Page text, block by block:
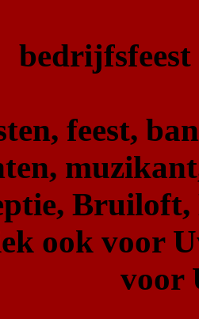
feest,
Bruiloft,
ook voor
voor